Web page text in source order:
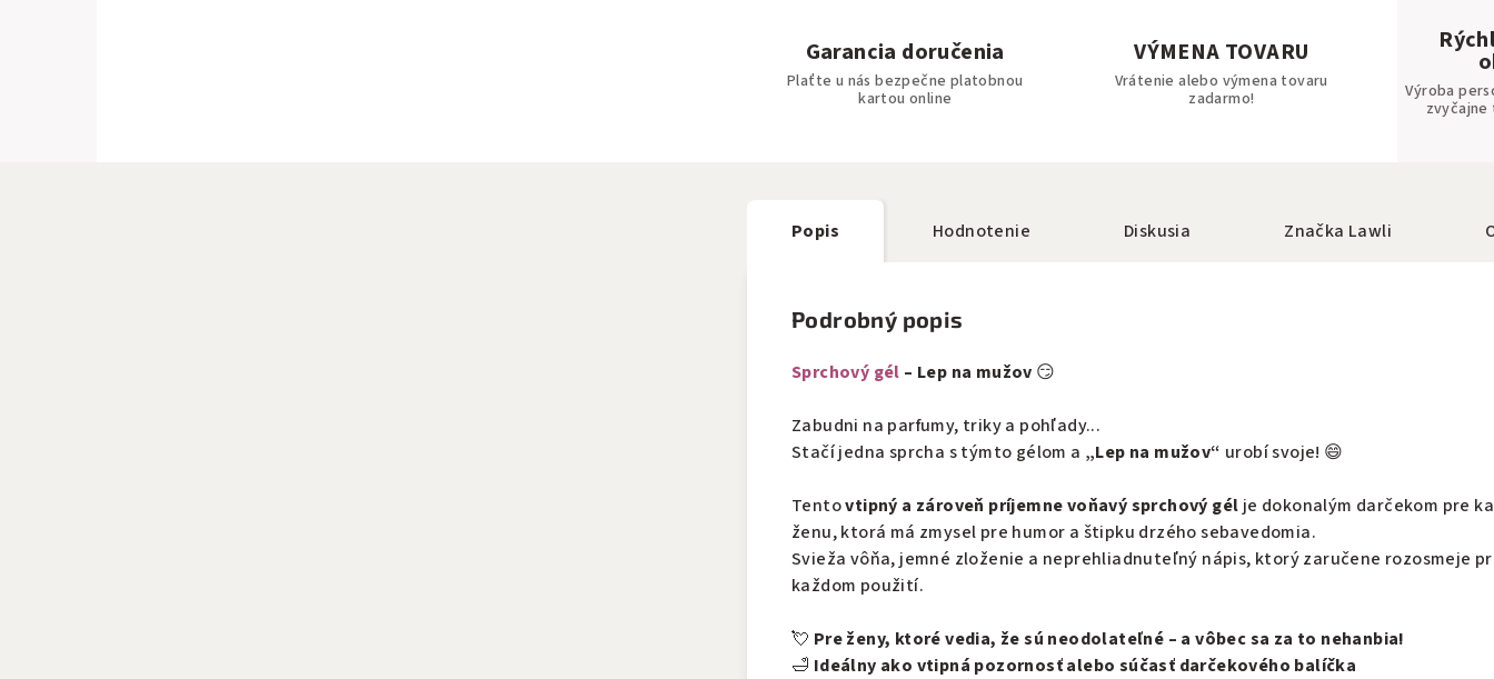
Garancia doručenia
Plaťte u nás bezpečne platobnou
kartou online
VÝMENA TOVARU
Vrátenie alebo výmena tovaru
zadarmo!
Výroba
zvyčajne
Popis Hodnotenie Diskusia Značka Lawli
Podrobný popis
Sprchový gél – Lep na mužov 😏
Zabudni na parfumy, triky a pohľady...
Stačí jedna sprcha s týmto gélom a „Lep na mužov“ urobí svoje! 😄
Tentovtipný a zároveň príjemne voňavý sprchový gél je dokonalým darčekom pre
ženu, ktorá má zmysel pre humor a štipku drzého sebavedomia.
Svieža vôňa, jemné zloženie a neprehliadnuteľný nápis, ktorý zaručene rozosmeje
každom použití.
💘 Pre ženy, ktoré vedia, že sú neodolateľné – a vôbec sa za to nehanbia!
🛁 Ideálny ako vtipná pozornosť alebo súčasť darčekového balíčka